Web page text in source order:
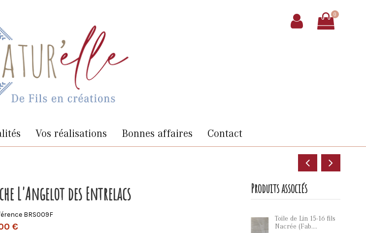
0
Vos réalisations Bonnes affaires Contact
L'Angelot des Entrelacs
BRS009F
€
Produits associés
Toile de Lin 15-16 fils
Nacrée (Fab....